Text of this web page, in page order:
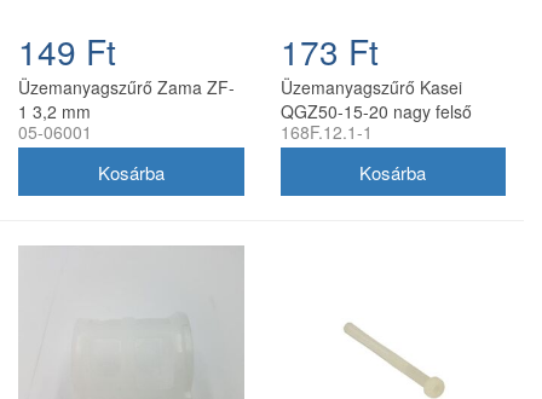
149 Ft
Üzemanyagszűrő Zama ZF-
1 3,2 mm
05-06001
173 Ft
Üzemanyagszűrő Kasei
QGZ50-15-20 nagy felső
szivattyúhoz
168F.12.1-1